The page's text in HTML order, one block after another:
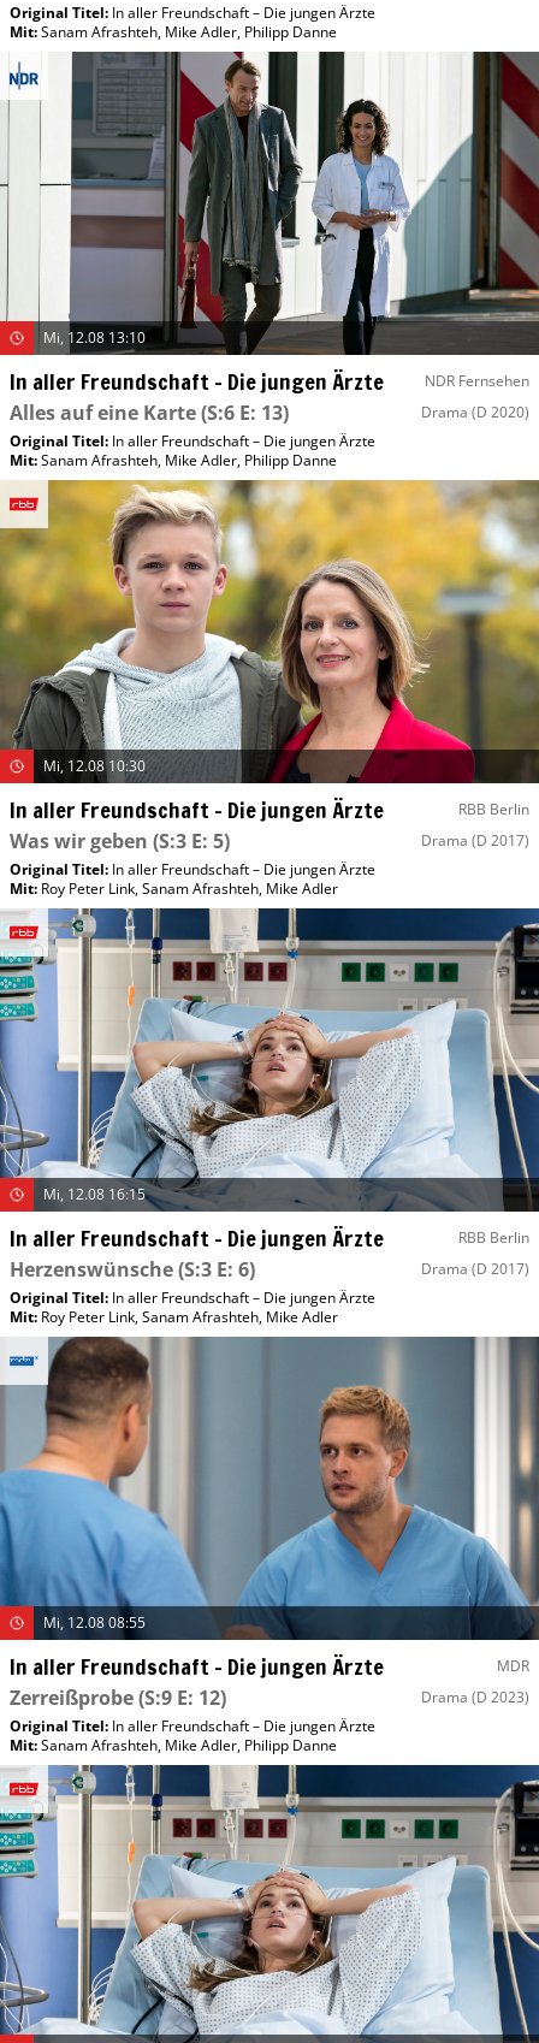
Original Titel: In aller Freundschaft – Die jungen Ärzte
Mit:Sanam Afrashteh, Mike Adler, Philipp Danne
Mi, 12.08 13:10
In aller Freundschaft – Die jungen Ärzte NDR Fernsehen
Alles auf eine Karte(S:6 E: 13) Drama (D 2020)
Original Titel: In aller Freundschaft – Die jungen Ärzte
Mit:Sanam Afrashteh, Mike Adler, Philipp Danne
Mi, 12.08 10:30
In aller Freundschaft – Die jungen Ärzte RBB Berlin
Was wir geben (S:3 E: 5) Drama (D 2017)
Original Titel: In aller Freundschaft – Die jungen Ärzte
Mit: Roy Peter Link,Sanam Afrashteh, Mike Adler
Mi, 12.08 16:15
In aller Freundschaft – Die jungen Ärzte RBB Berlin
Herzenswünsche(S:3 E: 6) Drama (D 2017)
Original Titel: In aller Freundschaft – Die jungen Ärzte
Mit: Roy Peter Link,Sanam Afrashteh, Mike Adler
Mi, 12.08 08:55
In aller Freundschaft – Die jungen Ärzte MDR
Zerreißprobe(S:9 E: 12) Drama (D 2023)
Original Titel: In aller Freundschaft – Die jungen Ärzte
Mit:Sanam Afrashteh, Mike Adler, Philipp Danne